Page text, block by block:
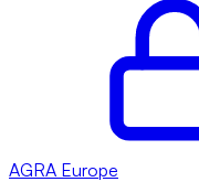
AGRA Europe